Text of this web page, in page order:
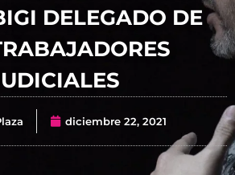
DELEGADO DE
diciembre 22, 2021